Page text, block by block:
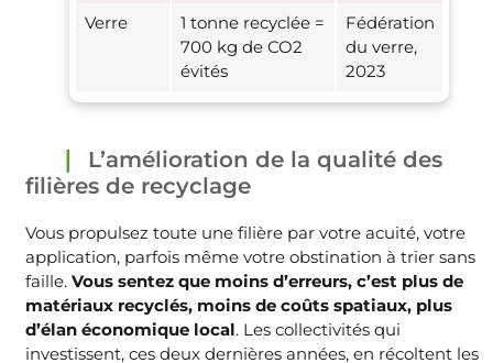
Verre
1 tonne recyclée =
700 kg de CO2
évités
Fédération
du verre,
2023
L’amélioration de la qualité des
filières de recyclage
Vous propulsez toute une filière par votre acuité, votre
application, parfois même votre obstination à trier sans
faille. Vous sentez que moins d’erreurs, c’est plus de
matériaux recyclés, moins de coûts spatiaux, plus
d’élan économique local. Les collectivités qui
investissent, ces deux dernières années, en récoltent les